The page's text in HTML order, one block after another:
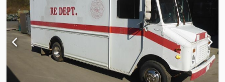
Rockinger vonófejjel vontatható, illetve vonórúddal tolható.
Ventilátormotor üzemórái: 507 h Teljes járműhossz: 9 450 mm
Dcsdpfx Ajw Nraajiqek Féligpótkocsi: 5 300 mm Teljes tömeg
(jármű pótkocsival együtt): 6 900 kg A pótkocsi a fő forgalmi
engedélyen szerepel, de a féligpótkocsinak saját forgalmi
engedélye van.